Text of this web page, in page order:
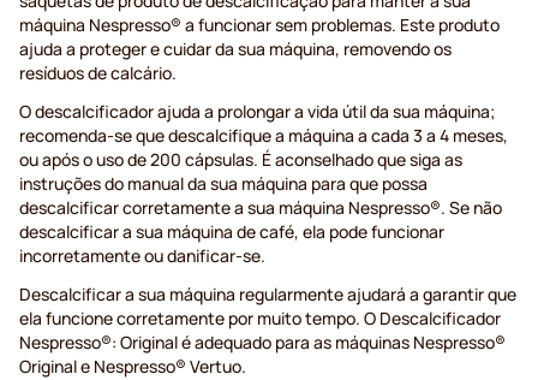
máquina Nespresso® a funcionar sem problemas. Este produto
ajuda a proteger e cuidar da sua máquina, removendo os
resíduos de calcário.
O descalcificador ajuda a prolongar a vida útil da sua máquina;
recomenda-se que descalcifique a máquina a cada 3 a 4 meses,
ou após o uso de 200 cápsulas. É aconselhado que siga as
instruções do manual da sua máquina para que possa
descalcificar corretamente a sua máquina Nespresso®. Se não
descalcificar a sua máquina de café, ela pode funcionar
incorretamente ou danificar-se.
Descalcificar a sua máquina regularmente ajudará a garantir que
ela funcione corretamente por muito tempo. O Descalcificador
Nespresso®: Original é adequado para as máquinas Nespresso®
Original e Nespresso® Vertuo.